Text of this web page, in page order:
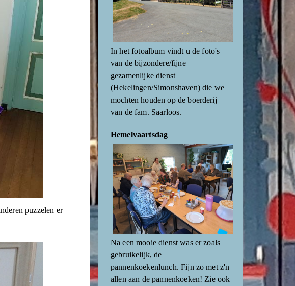
puzzelen er
In het fotoalbum vindt u de foto's
van de bijzondere/fijne
gezamenlijke dienst
(Hekelingen/Simonshaven) die we
mochten houden op de boerderij
van de fam. Saarloos.
Hemelvaartsdag
Na een mooie dienst was er zoals
gebruikelijk, de
pannenkoekenlunch. Fijn zo met z'n
allen aan de pannenkoeken! Zie ook